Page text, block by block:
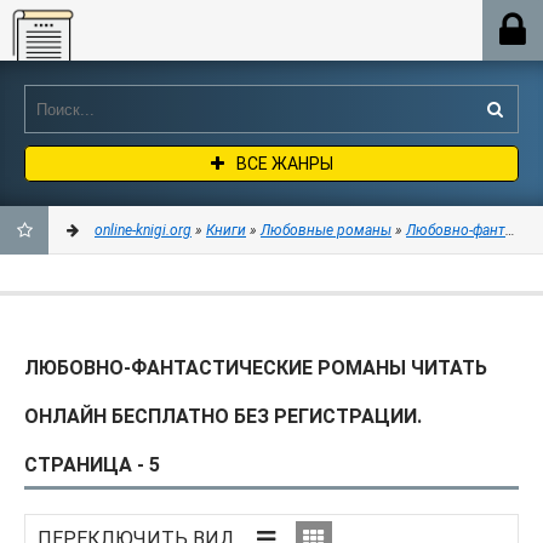
Online-knigi.org
ВСЕ ЖАНРЫ
ЗАКЛАДКИ
online-knigi.org » Книги »Любовные романы »Любовно-фантастические романы
ЛЮБОВНО-ФАНТАСТИЧЕСКИЕ РОМАНЫ ЧИТАТЬ
ОНЛАЙН БЕСПЛАТНО БЕЗ РЕГИСТРАЦИИ.
СТРАНИЦА - 5